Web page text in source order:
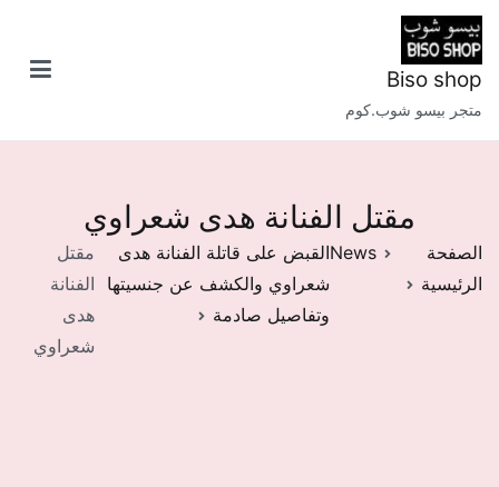
تخطى
إلى
المحتوى
Biso shop
متجر بيسو شوب.كوم
مقتل الفنانة هدى شعراوي
الصفحة
الرئيسية
Newsالقبض على قاتلة الفنانة هدى
شعراوي والكشف عن جنسيتها
وتفاصيل صادمة
مقتل
الفنانة
هدى
شعراوي